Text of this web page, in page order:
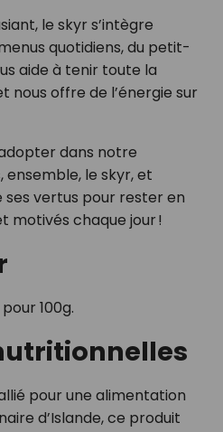
le skyr s’intègre
quotidiens, du petit-
aide à tenir toute la
nous offre de l’énergie sur
dans notre
ensemble, le skyr, et
vertus pour rester en
motivés chaque jour !
100g.
pour une alimentation
d’Islande, ce produit